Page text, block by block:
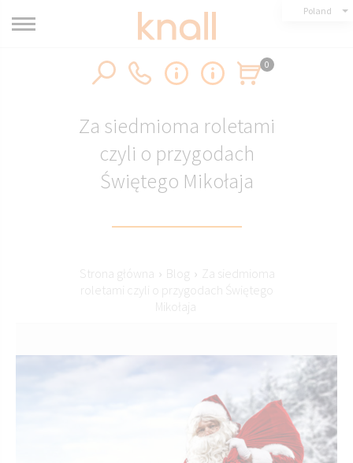
Poland
0
Za siedmioma roletami
czyli o przygodach
Świętego Mikołaja
Strona główna › Blog › Za siedmioma
roletami czyli o przygodach Świętego
Mikołaja